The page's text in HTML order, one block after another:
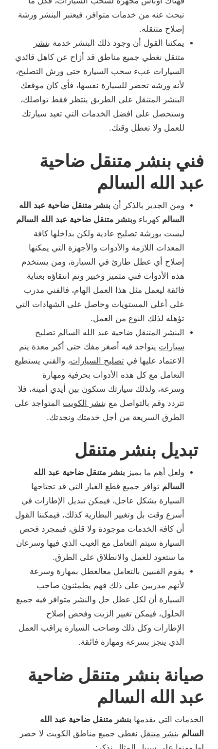
تبحث عنه من خدمات متوافر، فيعتبر البنشر ورشة
إصلاح متنقله.
يمكننا القول أن وجود ذلك البنشر خدمة بنشر
متنقل نغطي جميع مناطق قد أزاح عن كاهل قائدي
السيارات عبء سحب السيارة حتى ورش التصليح،
لأنه ورشه تحضر للسيارة نفسها، فأي كان موقعك
البنشر المتنقل على الطريق ينتظر فقط تواصلك،
وستحصل على افضل الخدمات التي تعيد سيارتك
للعمل ولا تعطل وقتك.
فني بنشر متنقل ضاحية
عبد الله السالم
ومن الجدير بالذكر أن بنشر متنقل ضاحية عبد الله
السالم كهرباء وبنشر متنقل ضاحية عبد الله السالم
ليست بورشة تصليح عادية ولكن بداخلها كافة
المعدات اللازمة والأدوات والأجهزة التي يمكنها
إصلاح أي عطل طارئ في السيارة، ومن يستخدم
هذه الأدوات فني متميز وخبير وتم انتقاؤه بعناية
فائقة ليعمل مثل هذا العمل الهام، فالفني مدرب
على أعلى المستويات وحاصل على الشهادات التي
تؤهله لذلك النوع من العمل.
البنشر المتنقل ضاحية عبد الله السالم تصليح
سيارات يتواجد فيه أصغر مفك حتى أكبر معدة يتم
الاعتماد عليها في تصليح السيارات، والفني يستطيع
التعامل مع كل هذه الأدوات بحرفية ومهارة
وسرعة، ولذلك سيارتك ستكون بين أيدي أمينة، فلا
تتردد وقم بالتواصل مع بنشر الكويت المتواجد على
الطرق السريعة من أجل خدمتك ونجدتك.
تبديل بنشر متنقل
ولعل أهم ما يميز بنشر متنقل ضاحية عبد الله
السالم توافر جميع قطع الغيار التي قد تحتاجها
السيارة بشكل عاجل، فيمكن تبديل الإطارات في
أسرع وقت بل وتغيير البطارية كذلك، فيمكننا القول
أن كافة الخدمات موجودة ولا قلق، فبمجرد فحص
السيارة سيتم التعامل مع العيب الذي فيها وسرعان
ما ستعود للعمل والانطلاق على الطرق.
يقوم الفنيين بالتعامل معالعطل بمهارة وسرعة
لأنهم مدربين على ذلك فهم يطمئنون صاحب
السيارة أن لكل عطل حل والنشر متوافر فيه جميع
الحلول، فيمكن تغيير الزيت وفحص إصلاح
الإطارات وكل ذلك وصاحب السيارة يراقب العمل
الذي ينجز بسرعة ومهارة فائقة.
صيانة بنشر متنقل ضاحية
عبد الله السالم
الخدمات التي يقدمها بنشر متنقل ضاحية عبد الله
السالم بنشر متنقل نغطي جميع مناطق الكويت لا حصر